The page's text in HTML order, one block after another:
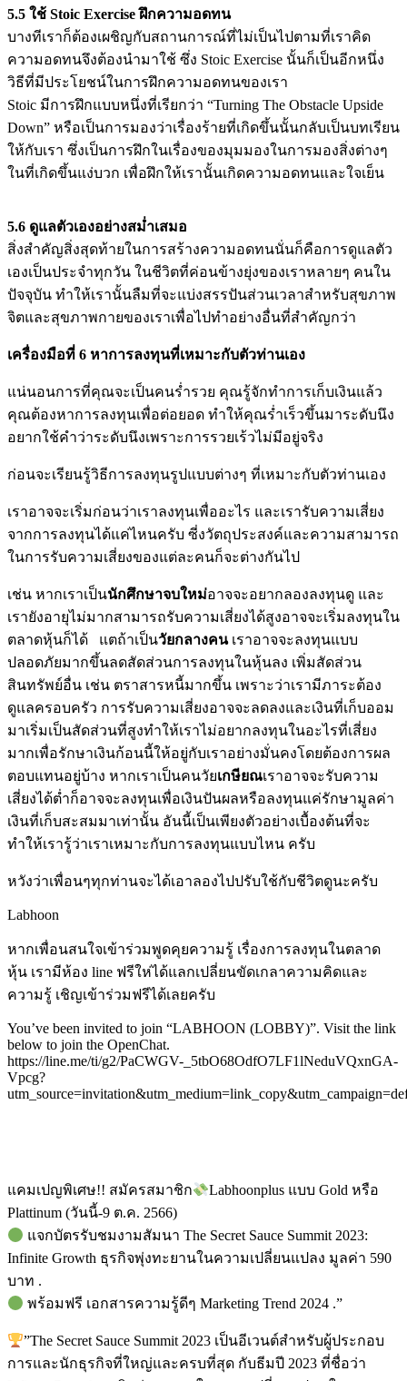
5.5 ใช้ Stoic Exercise ฝึกความอดทน
บางทีเราก็ต้องเผชิญกับสถานการณ์ที่ไม่เป็นไปตามที่เราคิด
ความอดทนจึงต้องนำมาใช้ ซึ่ง Stoic Exercise นั้นก็เป็นอีกหนึ่ง
วิธีที่มีประโยชน์ในการฝึกความอดทนของเรา
Stoic มีการฝึกแบบหนึ่งที่เรียกว่า “Turning The Obstacle Upside
Down” หรือเป็นการมองว่าเรื่องร้ายที่เกิดขึ้นนั้นกลับเป็นบทเรียน
ให้กับเรา ซึ่งเป็นการฝึกในเรื่องของมุมมองในการมองสิ่งต่างๆ
ในที่เกิดขึ้นแง่บวก เพื่อฝึกให้เรานั้นเกิดความอดทนและใจเย็น
5.6 ดูแลตัวเองอย่างสม่ำเสมอ
สิ่งสำคัญสิ่งสุดท้ายในการสร้างความอดทนนั่นก็คือการดูแลตัว
เองเป็นประจำทุกวัน ในชีวิตที่ค่อนข้างยุ่งของเราหลายๆ คนใน
ปัจจุบัน ทำให้เรานั้นลืมที่จะแบ่งสรรปันส่วนเวลาสำหรับสุขภาพ
จิตและสุขภาพกายของเราเพื่อไปทำอย่างอื่นที่สำคัญกว่า
เครื่องมือที่ 6 หาการลงทุนที่เหมาะกับตัวท่านเอง
แน่นอนการที่คุณจะเป็นคนร่ำรวย คุณรู้จักทำการเก็บเงินแล้ว
คุณต้องหาการลงทุนเพื่อต่อยอด ทำให้คุณร่ำเร็วขึ้นมาระดับนึง
อยากใช้คำว่าระดับนึงเพราะการรวยเร้วไม่มีอยู่จริง
ก่อนจะเรียนรู้วิธีการลงทุนรูปแบบต่างๆ ที่เหมาะกับตัวท่านเอง
เราอาจจะเริ่มก่อนว่าเราลงทุนเพื่ออะไร และเรารับความเสี่ยง
จากการลงทุนได้แค่ไหนครับ ซี่งวัตถุประสงค์และความสามารถ
ในการรับความเสี่ยงของแต่ละคนก็จะต่างกันไป
เช่น หากเราเป็นนักศึกษาจบใหม่อาจจะอยากลองลงทุนดู และ
เรายังอายุไม่มากสามารถรับความเสี่ยงได้สูงอาจจะเริ่มลงทุนใน
ตลาดหุ้นก็ได้ แตถ้าเป็นวัยกลางคนเราอาจจะลงทุนแบบ
ปลอดภัยมากขึ้นลดสัดส่วนการลงทุนในหุ้นลง เพิ่มสัดส่วน
สินทรัพย์อื่น เช่น ตราสารหนี้มากขึ้น เพราะว่าเรามีภาระต้อง
ดูแลครอบครัว การรับความเสี่ยงอาจจะลดลงและเงินที่เก็บออม
มาเริ่มเป็นสัดส่วนที่สูงทำให้เราไม่อยากลงทุนในอะไรที่เสี่ยง
มากเพื่อรักษาเงินก้อนนี้ให้อยู่กับเราอย่างมั่นคงโดยต้องการผล
ตอบแทนอยู่บ้าง หากเราเป็นคนวัยเกษียณเราอาจจะรับความ
เสี่ยงได้ต่ำก็อาจจะลงทุนเพื่อเงินปันผลหรือลงทุนแค่รักษามูลค่า
เงินที่เก็บสะสมมาเท่านั้น อันนี้เป็นเพียงตัวอย่างเบื้องต้นที่จะ
ทำให้เรารู้ว่าเราเหมาะกับการลงทุนแบบไหน ครับ
หวังว่าเพื่อนๆทุกท่านจะได้เอาลองไปปรับใช้กับชีวิตดูนะครับ
Labhoon
หากเพื่อนสนใจเข้าร่วมพูดคุยความรู้ เรื่องการลงทุนในตลาด
หุ้น เรามีห้อง line ฟรีให่ได้แลกเปลี่ยนขัดเกลาความคิดและ
ความรู้ เชิญเข้าร่วมฟรีได้เลยครับ
You’ve been invited to join “LABHOON (LOBBY)”. Visit the link
below to join the OpenChat.
https://line.me/ti/g2/PaCWGV-_5tbO68OdfO7LF1lNeduVQxnGA-
Vpcg?
แคมเปญพิเศษ!! สมัครสมาชิก
Labhoonplus แบบ Gold หรือ
Plattinum (วันนี้-9 ต.ค. 2566)
แจกบัตรรับชมงามสัมนา The Secret Sauce Summit 2023:
Infinite Growth ธุรกิจพุ่งทะยานในความเปลี่ยนแปลง มูลค่า 590
บาท .
พร้อมฟรี เอกสารความรู้ดีๆ Marketing Trend 2024 .”
”The Secret Sauce Summit 2023 เป็นอีเวนต์สำหรับผู้ประกอบ
การและนักธุรกิจที่ใหญ่และครบที่สุด กับธีมปี 2023 ที่ชื่อว่า